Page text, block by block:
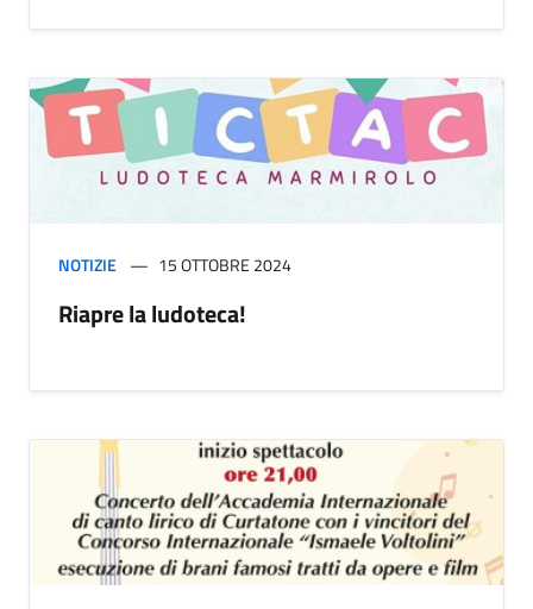
NOTIZIE 15 OTTOBRE 2024
Riapre la ludoteca!